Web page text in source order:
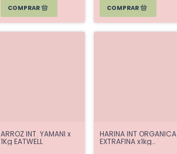
ARROZ INT. YAMANI x
1Kg EATWELL
HARINA INT ORGANICA
EXTRAFINA x1kg